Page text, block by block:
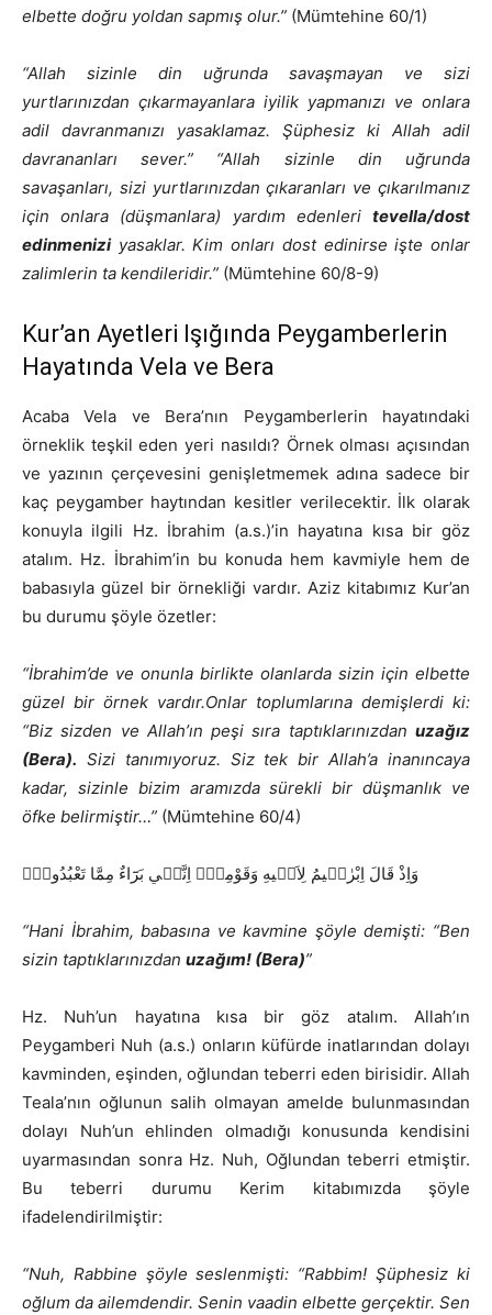
elbette doğru yoldan sapmış olur.” (Mümtehine 60/1)
“Allah sizinle din uğrunda savaşmayan ve sizi
yurtlarınızdan çıkarmayanlara iyilik yapmanızı ve onlara
adil davranmanızı yasaklamaz. Şüphesiz ki Allah adil
davrananları sever.” “Allah sizinle din uğrunda
savaşanları, sizi yurtlarınızdan çıkaranları ve çıkarılmanız
için onlara (düşmanlara) yardım edenleri tevella/dost
edinmeniziyasaklar. Kim onları dost edinirse işte onlar
zalimlerin ta kendileridir.” (Mümtehine 60/8-9)
Kur’an Ayetleri Işığında Peygamberlerin
Hayatında Vela ve Bera
Acaba Vela ve Bera’nın Peygamberlerin hayatındaki
örneklik teşkil eden yeri nasıldı? Örnek olması açısından
ve yazının çerçevesini genişletmemek adına sadece bir
kaç peygamber haytından kesitler verilecektir. İlk olarak
konuyla ilgili Hz. İbrahim (a.s.)’in hayatına kısa bir göz
atalım. Hz. İbrahim’in bu konuda hem kavmiyle hem de
babasıyla güzel bir örnekliği vardır. Aziz kitabımız Kur’an
bu durumu şöyle özetler:
“İbrahim’de ve onunla birlikte olanlarda sizin için elbette
güzel bir örnek vardır.Onlar toplumlarına demişlerdi ki:
“Biz sizden ve Allah’ın peşi sıra taptıklarınızdan uzağız
(Bera). Sizi tanımıyoruz. Siz tek bir Allah’a inanıncaya
kadar, sizinle bizim aramızda sürekli bir düşmanlık ve
öfke belirmiştir…” (Mümtehine 60/4)
وَاِذْ قَالَ اِبْرٰه۪يمُ لِاَب۪يهِ وَقَوْمِه۪ٓ اِنَّن۪ي بَرَٓاءٌ مِمَّا تَعْبُدُونَۙ
“Hani İbrahim, babasına ve kavmine şöyle demişti: “Ben
sizin taptıklarınızdan uzağım! (Bera)”
Hz. Nuh’un hayatına kısa bir göz atalım. Allah’ın
Peygamberi Nuh (a.s.) onların küfürde inatlarından dolayı
kavminden, eşinden, oğlundan teberri eden birisidir. Allah
Teala’nın oğlunun salih olmayan amelde bulunmasından
dolayı Nuh’un ehlinden olmadığı konusunda kendisini
uyarmasından sonra Hz. Nuh, Oğlundan teberri etmiştir.
Bu teberri durumu Kerim kitabımızda şöyle
ifadelendirilmiştir:
“Nuh, Rabbine şöyle seslenmişti: “Rabbim! Şüphesiz ki
oğlum da ailemdendir. Senin vaadin elbette gerçektir. Sen